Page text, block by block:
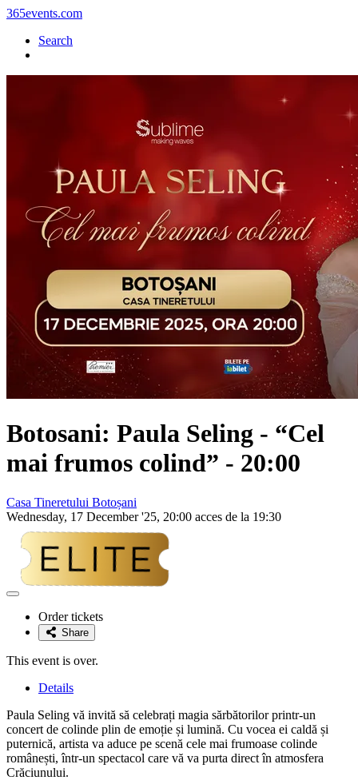
365events.com
Search
Botosani: Paula Seling - “Cel
mai frumos colind” - 20:00
Casa Tineretului Botoșani
Wednesday, 17 December '25, 20:00 acces de la 19:30
Adaugă
favoriteOrder tickets
Share
This event is over.
Details
Paula Seling vă invită să celebrați magia sărbătorilor printr-un
concert de colinde plin de emoție și lumină. Cu vocea ei caldă și
puternică, artista va aduce pe scenă cele mai frumoase colinde
românești, într-un spectacol care vă va purta direct în atmosfera
Crăciunului.